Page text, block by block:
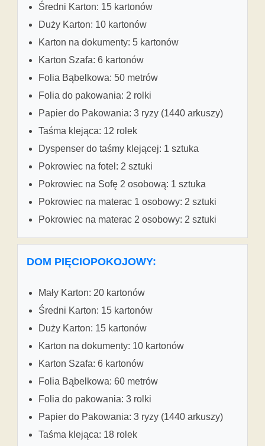
Średni Karton: 15 kartonów
Duży Karton: 10 kartonów
Karton na dokumenty: 5 kartonów
Karton Szafa: 6 kartonów
Folia Bąbelkowa: 50 metrów
Folia do pakowania: 2 rolki
Papier do Pakowania: 3 ryzy (1440 arkuszy)
Taśma klejąca: 12 rolek
Dyspenser do taśmy klejącej: 1 sztuka
Pokrowiec na fotel: 2 sztuki
Pokrowiec na Sofę 2 osobową: 1 sztuka
Pokrowiec na materac 1 osobowy: 2 sztuki
Pokrowiec na materac 2 osobowy: 2 sztuki
DOM PIĘCIOPOKOJOWY:
Mały Karton: 20 kartonów
Średni Karton: 15 kartonów
Duży Karton: 15 kartonów
Karton na dokumenty: 10 kartonów
Karton Szafa: 6 kartonów
Folia Bąbelkowa: 60 metrów
Folia do pakowania: 3 rolki
Papier do Pakowania: 3 ryzy (1440 arkuszy)
Taśma klejąca: 18 rolek